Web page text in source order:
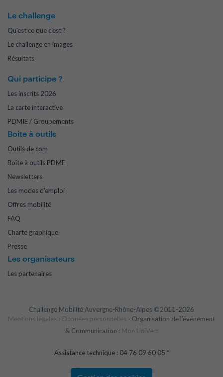
Le challenge
Qu'est ce que c'est ?
Le challenge en images
Résultats
Qui participe ?
Les inscrits 2026
La carte interactive
PDMIE / Groupements
Boite à outils
Outils de com
Boîte à outils PDME
Newsletters
Les modes d'emploi
Offres mobilité
FAQ
Charte graphique
Presse
Les organisateurs
Les partenaires
Challenge Mobilité Auvergne-Rhône-Alpes ©2011-2026
Mentions légales - Données personnelles - Organisation de l'événement
& Communication : Mon UniVert
Assistance technique : 04 76 09 60 05 *